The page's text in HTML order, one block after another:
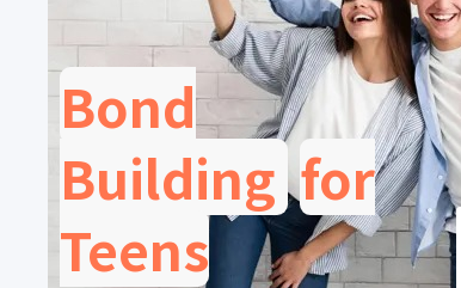
Bond
Building for
Teens